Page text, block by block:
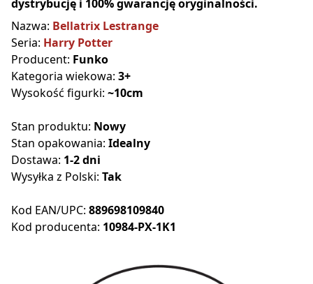
dystrybucję i 100% gwarancję oryginalności.
Nazwa: Bellatrix Lestrange
Seria: Harry Potter
Producent: Funko
Kategoria wiekowa: 3+
Wysokość figurki: ~10cm
Stan produktu: Nowy
Stan opakowania: Idealny
Dostawa: 1-2 dni
Wysyłka z Polski: Tak
Kod EAN/UPC: 889698109840
Kod producenta: 10984-PX-1K1